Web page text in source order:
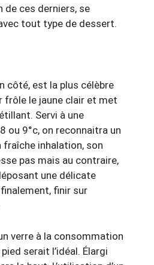
ces derniers, se
tout type de dessert.
côté, est la plus célèbre
frôle le jaune clair et met
Servi à une
ou 9°c, on reconnaitra un
inhalation, son
pas mais au contraire,
une délicate
finir sur
verre à la consommation
serait l’idéal. Élargi